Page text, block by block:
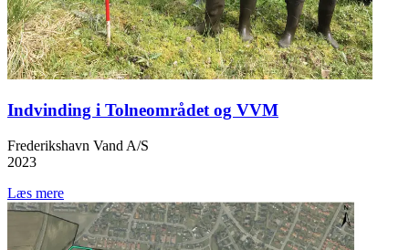
Indvinding i Tolneområdet og VVM
Frederikshavn Vand A/S
2023
Læs mere